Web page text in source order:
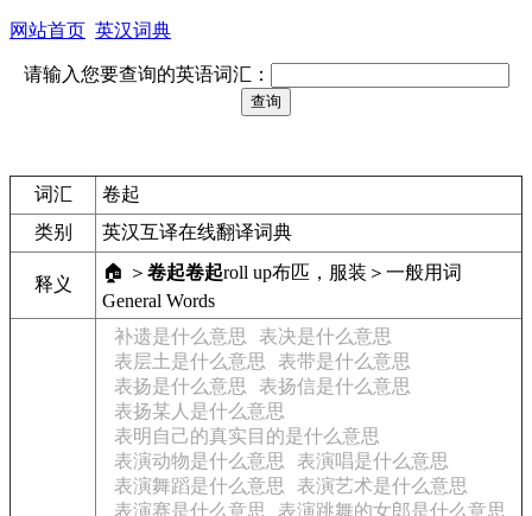
网站首页 英汉词典
请输入您要查询的英语词汇：
词汇
卷起
类别
英汉互译在线翻译词典
释义
🏠 ＞ 卷起卷起roll up布匹，服装＞一般用词
General Words
补遗是什么意思
表决是什么意思
表层土是什么意思
表带是什么意思
表扬是什么意思
表扬信是什么意思
表扬某人是什么意思
表明自己的真实目的是什么意思
表演动物是什么意思
表演唱是什么意思
表演舞蹈是什么意思
表演艺术是什么意思
表演赛是什么意思
表演跳舞的女郎是什么意思